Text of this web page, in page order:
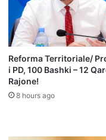
Reforma Territoriale/
i PD, 100 Bashki – 12
Rajone!
8 hours ago